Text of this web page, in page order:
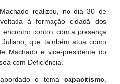
realizou, no dia 30 de
à formação cidadã dos
encontro contou com a presença
que também atua como
Machado e vice-presidente do
com Deficiência.
o tema capacitismo,